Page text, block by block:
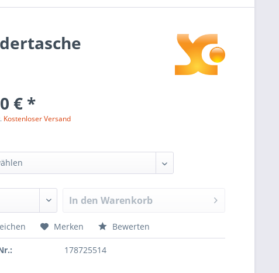
€ *
Kostenloser Versand
In den Warenkorb
Merken Bewerten
178725514